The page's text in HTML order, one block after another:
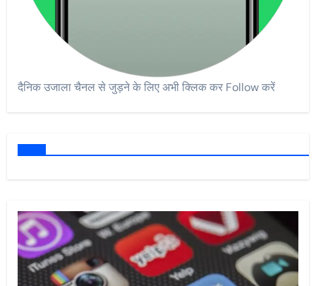
दैनिक उजाला चैनल से जुड़ने के लिए अभी क्लिक कर Follow करें